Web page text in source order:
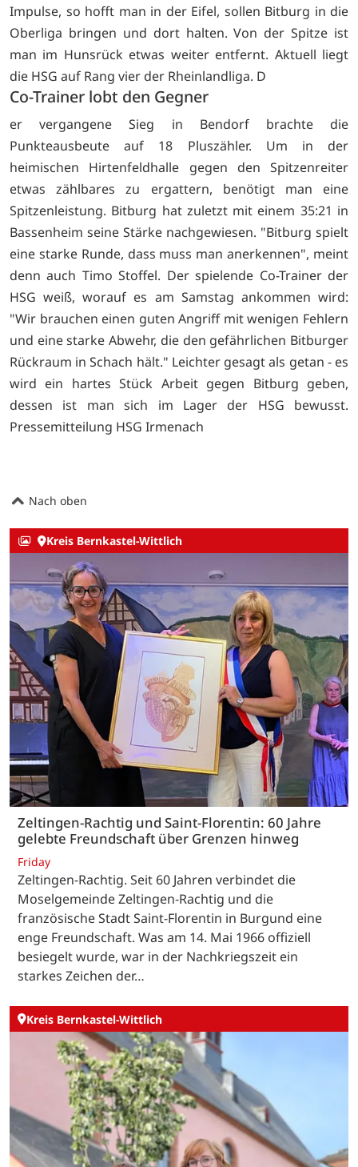
Impulse, so hofft man in der Eifel, sollen Bitburg in die
Oberliga bringen und dort halten. Von der Spitze ist
man im Hunsrück etwas weiter entfernt. Aktuell liegt
die HSG auf Rang vier der Rheinlandliga. D
Co-Trainer lobt den Gegner
er vergangene Sieg in Bendorf brachte die
Punkteausbeute auf 18 Pluszähler. Um in der
heimischen Hirtenfeldhalle gegen den Spitzenreiter
etwas zählbares zu ergattern, benötigt man eine
Spitzenleistung. Bitburg hat zuletzt mit einem 35:21 in
Bassenheim seine Stärke nachgewiesen. "Bitburg spielt
eine starke Runde, dass muss man anerkennen", meint
denn auch Timo Stoffel. Der spielende Co-Trainer der
HSG weiß, worauf es am Samstag ankommen wird:
"Wir brauchen einen guten Angriff mit wenigen Fehlern
und eine starke Abwehr, die den gefährlichen Bitburger
Rückraum in Schach hält." Leichter gesagt als getan - es
wird ein hartes Stück Arbeit gegen Bitburg geben,
dessen ist man sich im Lager der HSG bewusst.
Pressemitteilung HSG Irmenach
Nach oben
Kreis Bernkastel-Wittlich
Zeltingen-Rachtig und Saint-Florentin: 60 Jahre
gelebte Freundschaft über Grenzen hinweg
Friday
Zeltingen-Rachtig. Seit 60 Jahren verbindet die
Moselgemeinde Zeltingen-Rachtig und die
französische Stadt Saint-Florentin in Burgund eine
enge Freundschaft. Was am 14. Mai 1966 offiziell
besiegelt wurde, war in der Nachkriegszeit ein
starkes Zeichen der…
Kreis Bernkastel-Wittlich